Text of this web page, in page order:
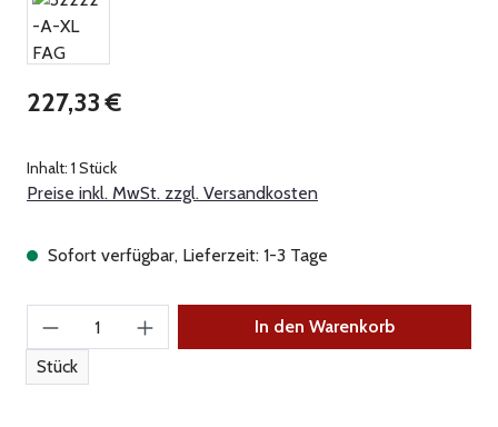
Regulärer Preis:
227,33 €
Inhalt: 1 Stück
Preise inkl. MwSt. zzgl. Versandkosten
Sofort verfügbar, Lieferzeit: 1-3 Tage
Produkt Anzahl: Gib den gewünschten Wert
Stück
In den Warenkorb